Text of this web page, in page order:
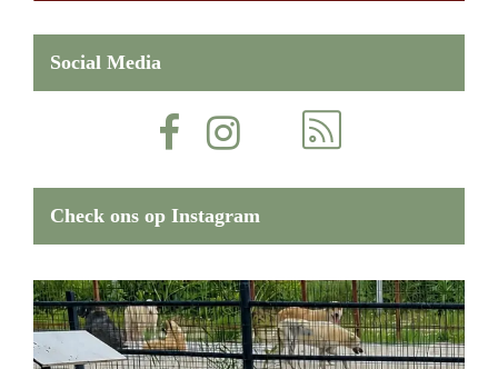
Social Media
Check ons op Instagram